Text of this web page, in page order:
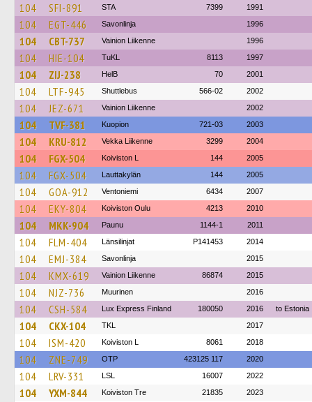
104 SFI-891 STA 7399 1991
104 EGT-446 Savonlinja 1996
104 CBT-737 Vainion Liikenne 1996
104 HIE-104 TuKL 8113 1997
104 ZIJ-238 HelB 70 2001
104 LTF-945 Shuttlebus 566-02 2002
104 JEZ-671 Vainion Liikenne 2002
104 TVF-381 Kuopion 721-03 2003
104 KRU-812 Vekka Liikenne 3299 2004
104 FGX-504 Koiviston L 144 2005
104 FGX-504 Lauttakylän 144 2005
104 GOA-912 Ventoniemi 6434 2007
104 EKY-804 Koiviston Oulu 4213 2010
104 MKK-904 Paunu 1144-1 2011
104 FLM-404 Länsilinjat P141453 2014
104 EMJ-384 Savonlinja 2015
104 KMX-619 Vainion Liikenne 86874 2015
104 NJZ-736 Muurinen 2016
104 CSH-584 Lux Express Finland 180050 2016 to Estonia
104 CKX-104 TKL 2017
104 ISM-420 Koiviston L 8061 2018
104 ZNE-749 OTP 423125 117 2020
104 LRV-331 LSL 16007 2022
104 YXM-844 Koiviston Tre 21835 2023